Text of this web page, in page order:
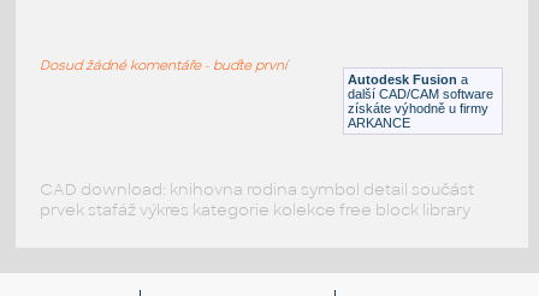
Autodesk Fusion a
další CAD/CAM software
získáte výhodně u firmy
ARKANCE
Dosud žádné komentáře - buďte první
CAD download: knihovna rodina symbol detail součást
prvek stafáž výkres kategorie kolekce free block library